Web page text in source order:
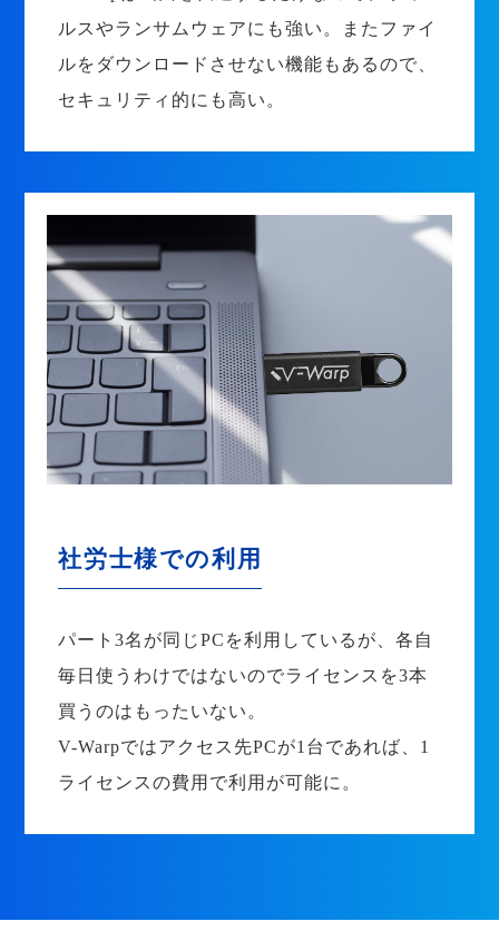
ルスやランサムウェアにも強い。またファイ
ルをダウンロードさせない機能もあるので、
セキュリティ的にも高い。
社労士様での利用
パート3名が同じPCを利用しているが、各自
毎日使うわけではないのでライセンスを3本
買うのはもったいない。
V-Warpではアクセス先PCが1台であれば、1
ライセンスの費用で利用が可能に。